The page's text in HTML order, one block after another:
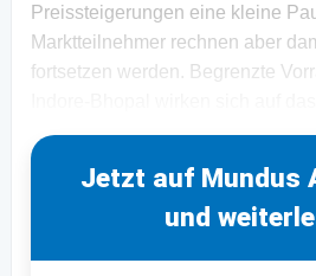
Preissteigerungen eine kleine
Marktteilnehmer rechnen aber
fortsetzen werden. Begrenzte
Jetzt auf Mundus
und